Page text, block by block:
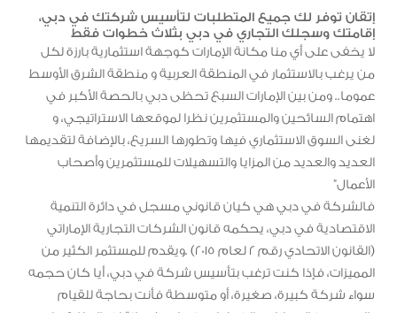
إتقان توفر لك جميع المتطلبات لتأسيس شركتك في دبي،
إقامتك وسجلك التجاري في دبي بثلاث خطوات فقط
لا يخفى على أي منا مكانة الإمارات كوجهة استثمارية بارزة لكل
من يرغب بالاستثمار في المنطقة العربية و منطقة الشرق الأوسط
عموما.. ومن بين الإمارات السبع تحظى دبي بالحصة الأكبر في
اهتمام السائحين والمستثمرين نظرا لموقعها الاستراتيجي، و
لغنى السوق الاستثماري فيها وتطورها السريع، بالإضافة لتقديمها
العديد والعديد من المزايا والتسهيلات للمستثمرين وأصحاب
الأعمال”
فالشركة في دبي هي كيان قانوني مسجل في دائرة التنمية
الاقتصادية في دبي، يحكمه قانون الشركات التجارية الإماراتي
(القانون الاتحادي رقم 2 لعام 2015) .ويقدم للمستثمر الكثير من
المميزات، فإذا كنت ترغب بتأسيس شركة في دبي، أيا كان حجمه
سواء شركة كبيرة، صغيرة، أو متوسطة فأنت بحاجة للقيام